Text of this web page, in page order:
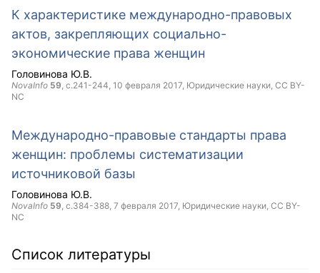
К характеристике международно-правовых
актов, закрепляющих социально-
экономические права женщин
Головинова Ю.В.
NovaInfo 59, с.241-244, 10 февраля 2017, Юридические науки, CC BY-
NC
Международно-правовые стандарты права
женщин: проблемы систематизации
источниковой базы
Головинова Ю.В.
NovaInfo 59, с.384-388, 7 февраля 2017, Юридические науки, CC BY-
NC
Список литературы